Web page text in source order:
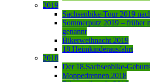
2019
Sachsenbike-Tour 2019
Sommerputz 2019 – früher
genannt
Bikerweihnacht 2019
18.Heimkinderausfahrt
2018
Der 18.Sachsenbike-
Moppedrennen 2018